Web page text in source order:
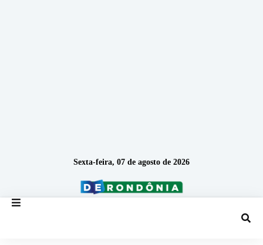
Sexta-feira, 07 de agosto de 2026